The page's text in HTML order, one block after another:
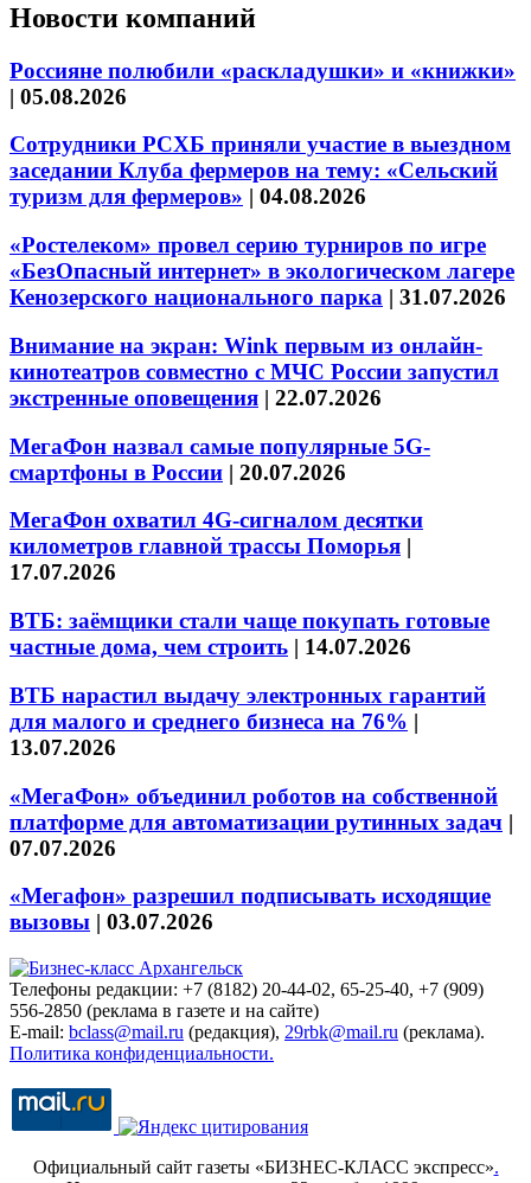
Новости компаний
Россияне полюбили «раскладушки» и «книжки»
| 05.08.2026
Сотрудники РСХБ приняли участие в выездном
заседании Клуба фермеров на тему: «Сельский
туризм для фермеров» | 04.08.2026
«Ростелеком» провел серию турниров по игре
«БезОпасный интернет» в экологическом лагере
Кенозерского национального парка | 31.07.2026
Внимание на экран: Wink первым из онлайн-
кинотеатров совместно с МЧС России запустил
экстренные оповещения | 22.07.2026
МегаФон назвал самые популярные 5G-
смартфоны в России | 20.07.2026
МегаФон охватил 4G-сигналом десятки
километров главной трассы Поморья |
17.07.2026
ВТБ: заёмщики стали чаще покупать готовые
частные дома, чем строить | 14.07.2026
ВТБ нарастил выдачу электронных гарантий
для малого и среднего бизнеса на 76% |
13.07.2026
«МегаФон» объединил роботов на собственной
платформе для автоматизации рутинных задач |
07.07.2026
«Мегафон» разрешил подписывать исходящие
вызовы | 03.07.2026
Телефоны редакции: +7 (8182) 20-44-02, 65-25-40, +7 (909)
556-2850 (реклама в газете и на сайте)
E-mail: bclass@mail.ru (редакция), 29rbk@mail.ru (реклама).
Политика конфиденциальности.
Официальный сайт газеты «БИЗНЕС-КЛАСС экспресс».